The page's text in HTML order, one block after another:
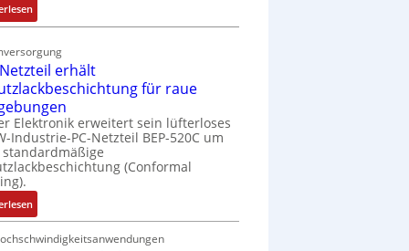
r
i
o
s
e
M
u
l
t
u
:
V
r
b
e
s
s
e
r
L
erhält
für raue
Elektronik erweitert sein lüfterloses
Industrie-PC-Netzteil BEP-520C um
(Conformal
:
I
P